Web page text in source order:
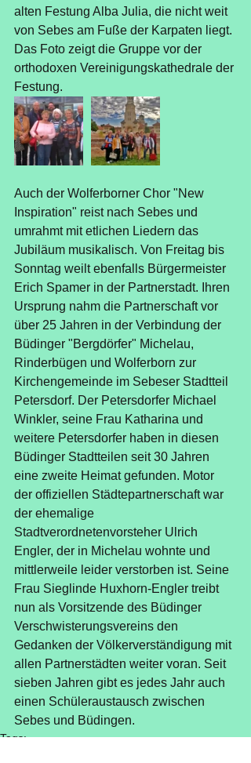
alten Festung Alba Julia, die nicht weit
von Sebes am Fuße der Karpaten liegt.
Das Foto zeigt die Gruppe vor der
orthodoxen Vereinigungskathedrale der
Festung.
Auch der Wolferborner Chor "New
Inspiration" reist nach Sebes und
umrahmt mit etlichen Liedern das
Jubiläum musikalisch. Von Freitag bis
Sonntag weilt ebenfalls Bürgermeister
Erich Spamer in der Partnerstadt. Ihren
Ursprung nahm die Partnerschaft vor
über 25 Jahren in der Verbindung der
Büdinger "Bergdörfer" Michelau,
Rinderbügen und Wolferborn zur
Kirchengemeinde im Sebeser Stadtteil
Petersdorf. Der Petersdorfer Michael
Winkler, seine Frau Katharina und
weitere Petersdorfer haben in diesen
Büdinger Stadtteilen seit 30 Jahren
eine zweite Heimat gefunden. Motor
der offiziellen Städtepartnerschaft war
der ehemalige
Stadtverordnetenvorsteher Ulrich
Engler, der in Michelau wohnte und
mittlerweile leider verstorben ist. Seine
Frau Sieglinde Huxhorn-Engler treibt
nun als Vorsitzende des Büdinger
Verschwisterungsvereins den
Gedanken der Völkerverständigung mit
allen Partnerstädten weiter voran. Seit
sieben Jahren gibt es jedes Jahr auch
einen Schüleraustausch zwischen
Sebes und Büdingen.
Tags: